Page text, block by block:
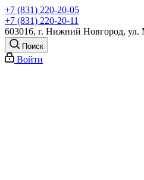
+7 (831) 220-20-05
+7 (831) 220-20-11
603016, г. Нижний Новгород, ул.
Поиск
Войти